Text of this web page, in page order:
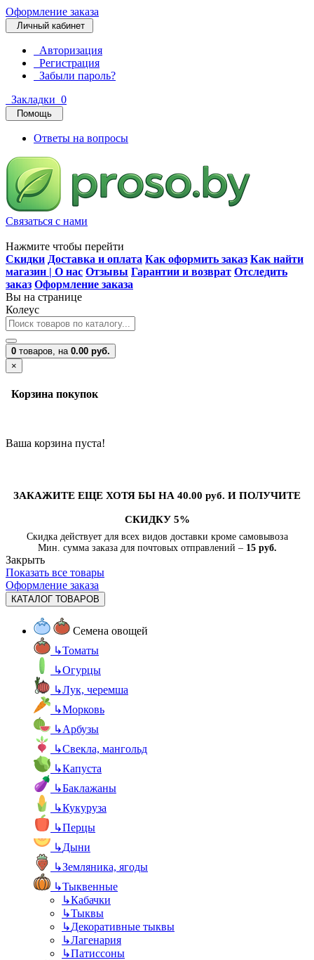
Оформление заказа
Личный кабинет
Авторизация
Регистрация
Забыли пароль?
Закладки 0
Помощь
Ответы на вопросы
Связаться с нами
Нажмите чтобы перейти
Скидки Доставка и оплата Как оформить заказ Как найти
магазин | О нас Отзывы Гарантии и возврат Отследить
заказ Оформление заказа
Вы на странице
Колеус
0 товаров, на 0.00 руб.
×
Корзина покупок
Ваша корзина пуста!
ЗАКАЖИТЕ ЕЩЕ ХОТЯ БЫ НА 40.00 руб. И ПОЛУЧИТЕ
СКИДКУ 5%
Скидка действует для всех видов доставки кроме самовывоза
Мин. сумма заказа для почтовых отправлений – 15 руб.
Закрыть
Показать все товары
Оформление заказа
КАТАЛОГ ТОВАРОВ
Семена овощей
↳Томаты
↳Огурцы
↳Лук, черемша
↳Морковь
↳Арбузы
↳Свекла, мангольд
↳Капуста
↳Баклажаны
↳Кукуруза
↳Перцы
↳Дыни
↳Земляника, ягоды
↳Тыквенные
↳Кабачки
↳Тыквы
↳Декоративные тыквы
↳Лагенария
↳Патиссоны